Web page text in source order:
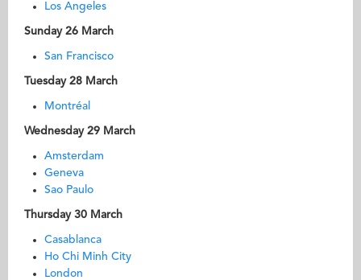
Los Angeles
Sunday 26 March
San Francisco
Tuesday 28 March
Montréal
Wednesday 29 March
Amsterdam
Geneva
Sao Paulo
Thursday 30 March
Casablanca
Ho Chi Minh City
London